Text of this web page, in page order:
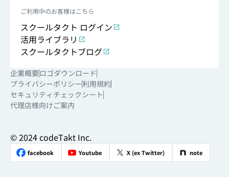
ご利用者さま向けサイト
代理店様向けご案内
ご利用中のお客様はこちら
スクールタクト ログイン
活用ライブラリ
スクールタクトブログ
企業概要ロゴダウンロード
プライバシーポリシー利用規約
セキュリティチェックシート
代理店様向けご案内
© 2024 codeTakt Inc.
facebook Youtube X (ex Twitter) note